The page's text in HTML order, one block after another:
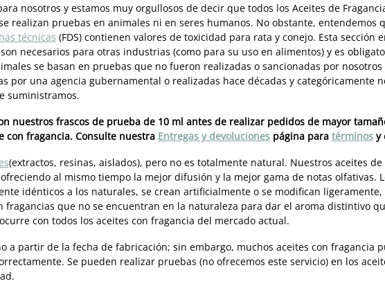
nosotros y estamos muy orgullosos de decir que todos los Aceites de
realizan pruebas en animales ni en seres humanos. No obstante, entendemos
técnicas (FDS) contienen valores de toxicidad para rata y conejo. Esta sección
necesarios para otras industrias (como para su uso en alimentos) y es
se basan en pruebas que no fueron realizadas o sancionadas por
por una agencia gubernamental o realizadas hace décadas y categóricamente
suministramos.
nuestros frascos de prueba de 10 ml antes de realizar pedidos de mayor
con fragancia. Consulte nuestra Entregas y devolucionespágina para términosy
(extractos, resinas, aislados), pero no es totalmente natural. Nuestros aceites
al mismo tiempo la mejor difusión y la mejor gama de notas olfativas.
idénticos a los naturales, se crean artificialmente o se modifican
fragancias que no se encuentran en la naturaleza para dar el aroma distintivo
con todos los aceites con fragancia del mercado actual.
a partir de la fecha de fabricación; sin embargo, muchos aceites con fragancia
Se pueden realizar pruebas (no ofrecemos este servicio) en los